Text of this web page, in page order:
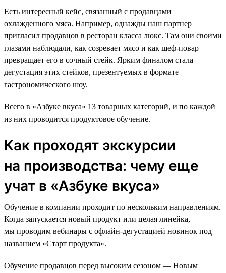
Есть интересный кейс, связанный с продавцами
охлажденного мяса. Например, однажды наш партнер
пригласил продавцов в ресторан класса люкс. Там они своими
глазами наблюдали, как созревает мясо и как шеф-повар
превращает его в сочный стейк. Ярким финалом стала
дегустация этих стейков, презентуемых в формате
гастрономического шоу.
Всего в «Азбуке вкуса» 13 товарных категорий, и по каждой
из них проводится продуктовое обучение.
Как проходят экскурсии
на производства: чему еще
учат в «Азбуке вкуса»
Обучение в компании проходит по нескольким направлениям.
Когда запускается новый продукт или целая линейка,
мы проводим вебинары с офлайн-дегустацией новинок под
названием «Старт продукта».
Обучение продавцов перед высоким сезоном — Новым